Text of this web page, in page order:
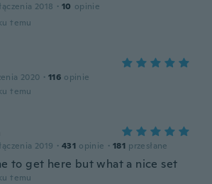
2018 · 10 opinie
temu
2020 · 116 opinie
temu
2019 · 431 opinie · 181 przesłane
to get here but what a nice set
temu